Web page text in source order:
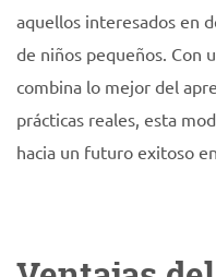
aquellos interesados en
de niños pequeños. Con
combina lo mejor del
prácticas reales, esta
hacia un futuro exitoso